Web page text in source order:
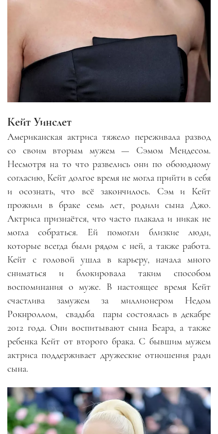
Кейт Уинслет
Американская актриса тяжело переживала развод
со своим вторым мужем — Сэмом Мендесом.
Несмотря на то что развелись они по обоюдному
согласию, Кейт долгое время не могла прийти в себя
и осознать, что всё закончилось. Сэм и Кейт
прожили в браке семь лет, родили сына Джо.
Актриса признаётся, что часто плакала и никак не
могла собраться. Ей помогли близкие люди,
которые всегда были рядом с ней, а также работа.
Кейт с головой ушла в карьеру, начала много
сниматься и блокировала таким способом
воспоминания о муже. В настоящее время Кейт
счастлива замужем за миллионером Недом
Рокнроллом, свадьба пары состоялась в декабре
2012 года. Они воспитывают сына Беара, а также
ребенка Кейт от второго брака. С бывшим мужем
актриса поддерживает дружеские отношения ради
сына.